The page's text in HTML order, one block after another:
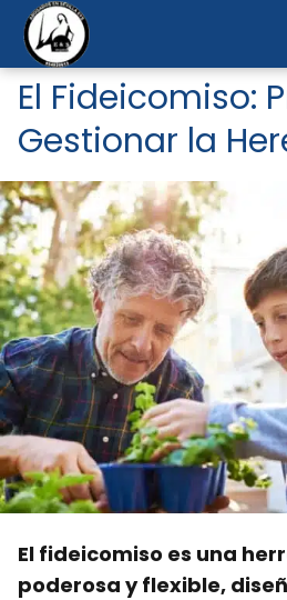
El Fideicomiso:
Gestionar la
El fideicomiso es una
poderosa y flexible,